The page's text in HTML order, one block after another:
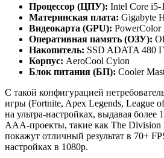
Процессор (ЦПУ): Intel Core i5-
Материнская плата: Gigabyte
Видеокарта (GPU):
Оперативная память (ОЗУ):
Накопитель: SSD ADATA 480
Корпус: AeroCool Cylon
Блок питания (БП): Cooler
С такой конфигурацией
игры (Fortnite, Apex Legends, League
на ультра-настройках, выдавая
ААА-проекты, такие как The Division
покажут отличный результат в 70+
настройках в 1080p.